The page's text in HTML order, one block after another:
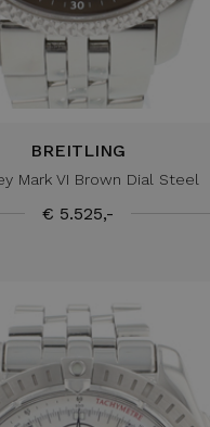
BREITLING
Mark VI Brown Dial Steel
€ 5.525,-